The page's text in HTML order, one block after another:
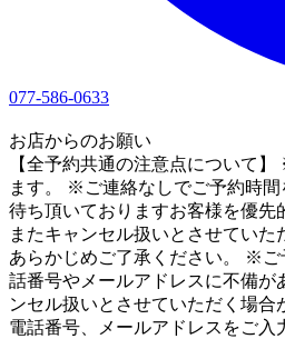
077-586-0633
お店からのお願い
【全予約共通の注意点について
ます。 ※ご連絡なしでご予約時
待ち頂いておりますお客様を優先
またキャンセル扱いとさせてい
あらかじめご了承ください。 ※ご
話番号やメールアドレスに不備が
ンセル扱いとさせていただく場合
電話番号、メールアドレスをご入